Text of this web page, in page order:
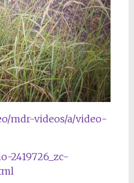
mdr-videos/a/video-
2419726_zc-